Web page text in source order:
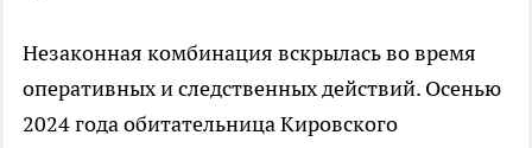
Незаконная комбинация вскрылась во время
оперативных и следственных действий. Осенью
2024 года обитательница Кировского